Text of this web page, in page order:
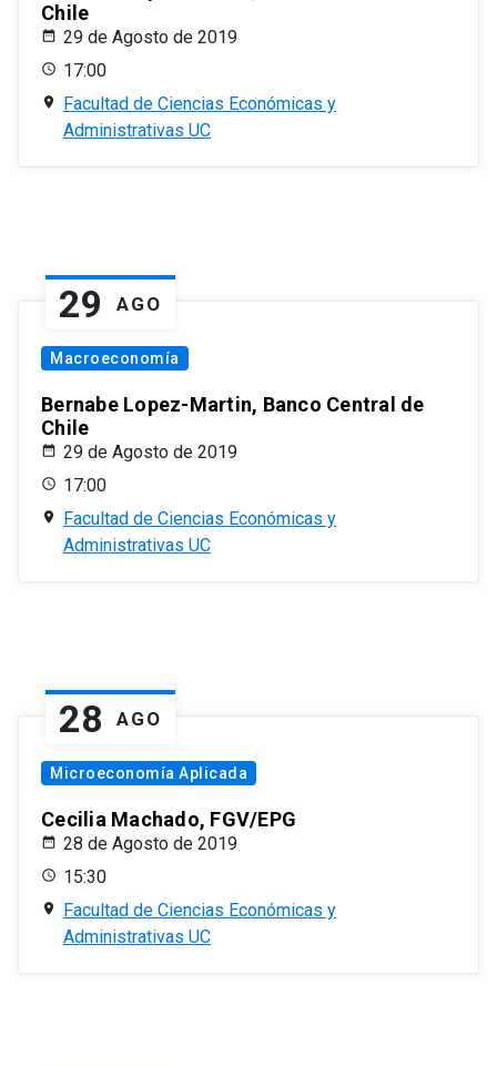
Chile
29 de Agosto de 2019
17:00
Facultad de Ciencias Económicas y
Administrativas UC
29 AGO
Macroeconomía
Bernabe Lopez-Martin, Banco Central de
Chile
29 de Agosto de 2019
17:00
Facultad de Ciencias Económicas y
Administrativas UC
28 AGO
Microeconomía Aplicada
Cecilia Machado, FGV/EPG
28 de Agosto de 2019
15:30
Facultad de Ciencias Económicas y
Administrativas UC